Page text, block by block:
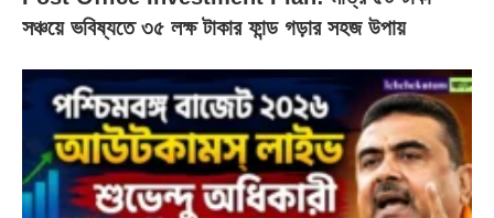
সঞ্চয়ে ভবিষ্যতে ৩৫ লক্ষ টাকার ফান্ড গড়ার সহজ উপায়